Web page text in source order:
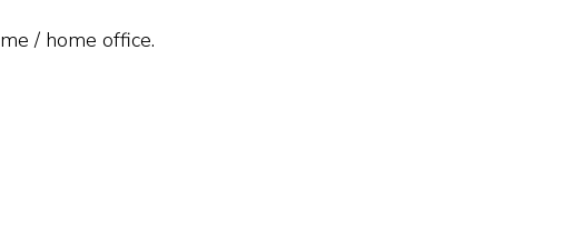
/ home office.